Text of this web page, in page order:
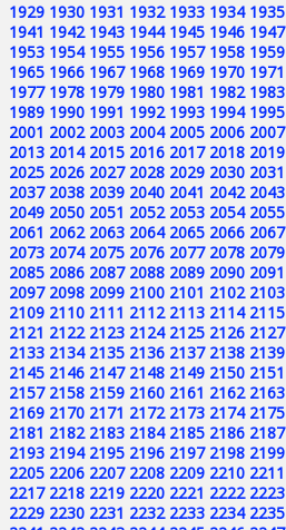
1929 1930 1931 1932 1933 1934 1935
1941 1942 1943 1944 1945 1946 1947
1953 1954 1955 1956 1957 1958 1959
1965 1966 1967 1968 1969 1970 1971
1977 1978 1979 1980 1981 1982 1983
1989 1990 1991 1992 1993 1994 1995
2001 2002 2003 2004 2005 2006 2007
2013 2014 2015 2016 2017 2018 2019
2025 2026 2027 2028 2029 2030 2031
2037 2038 2039 2040 2041 2042 2043
2049 2050 2051 2052 2053 2054 2055
2061 2062 2063 2064 2065 2066 2067
2073 2074 2075 2076 2077 2078 2079
2085 2086 2087 2088 2089 2090 2091
2097 2098 2099 2100 2101 2102 2103
2109 2110 2111 2112 2113 2114 2115
2121 2122 2123 2124 2125 2126 2127
2133 2134 2135 2136 2137 2138 2139
2145 2146 2147 2148 2149 2150 2151
2157 2158 2159 2160 2161 2162 2163
2169 2170 2171 2172 2173 2174 2175
2181 2182 2183 2184 2185 2186 2187
2193 2194 2195 2196 2197 2198 2199
2205 2206 2207 2208 2209 2210 2211
2217 2218 2219 2220 2221 2222 2223
2229 2230 2231 2232 2233 2234 2235